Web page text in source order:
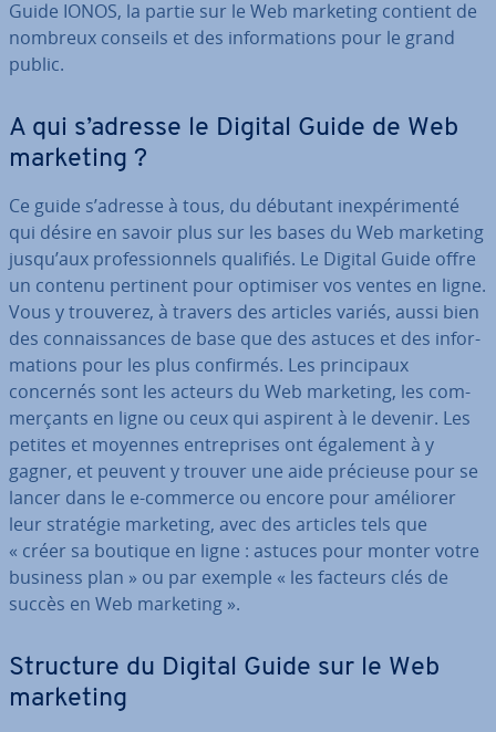
Guide IONOS, la partie sur le Web marketing contient de
nombreux conseils et des in­for­ma­tions pour le grand
public.
A qui s’adresse le Digital Guide de Web
marketing ?
Ce guide s’adresse à tous, du débutant inex­pé­ri­menté
qui désire en savoir plus sur les bases du Web marketing
jusqu’aux pro­fes­sion­nels qualifiés. Le Digital Guide offre
un contenu pertinent pour optimiser vos ventes en ligne.
Vous y trouverez, à travers des articles variés, aussi bien
des con­nais­sances de base que des astuces et des in­for­
ma­tions pour les plus confirmés. Les prin­ci­paux
concernés sont les acteurs du Web marketing, les com­
mer­çants en ligne ou ceux qui aspirent à le devenir. Les
petites et moyennes en­tre­prises ont également à y
gagner, et peuvent y trouver une aide précieuse pour se
lancer dans le e-commerce ou encore pour améliorer
leur stratégie marketing, avec des articles tels que
« créer sa boutique en ligne : astuces pour monter votre
business plan » ou par exemple « les facteurs clés de
succès en Web marketing ».
Structure du Digital Guide sur le Web
marketing